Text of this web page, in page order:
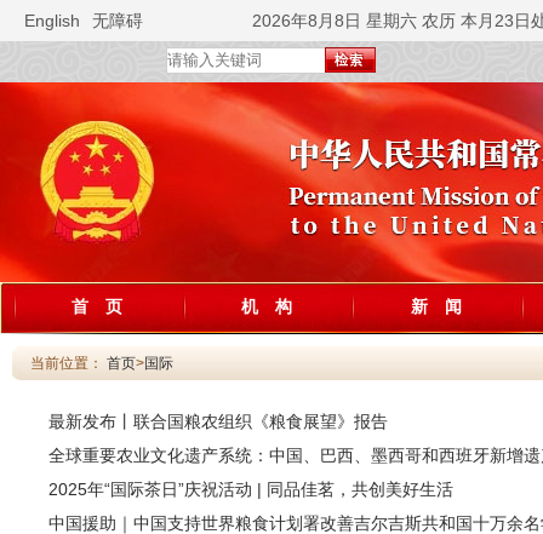
English 无障碍 2026年8月8日 星期六 农历 本月23日
首 页 机 构 新 闻
当前位置： 首页>国际
最新发布丨联合国粮农组织《粮食展望》报告
全球重要农业文化遗产系统：中国、巴西、墨西哥和西班牙新增
2025年“国际茶日”庆祝活动 | 同品佳茗，共创美好生活
中国援助｜中国支持世界粮食计划署改善吉尔吉斯共和国十万余